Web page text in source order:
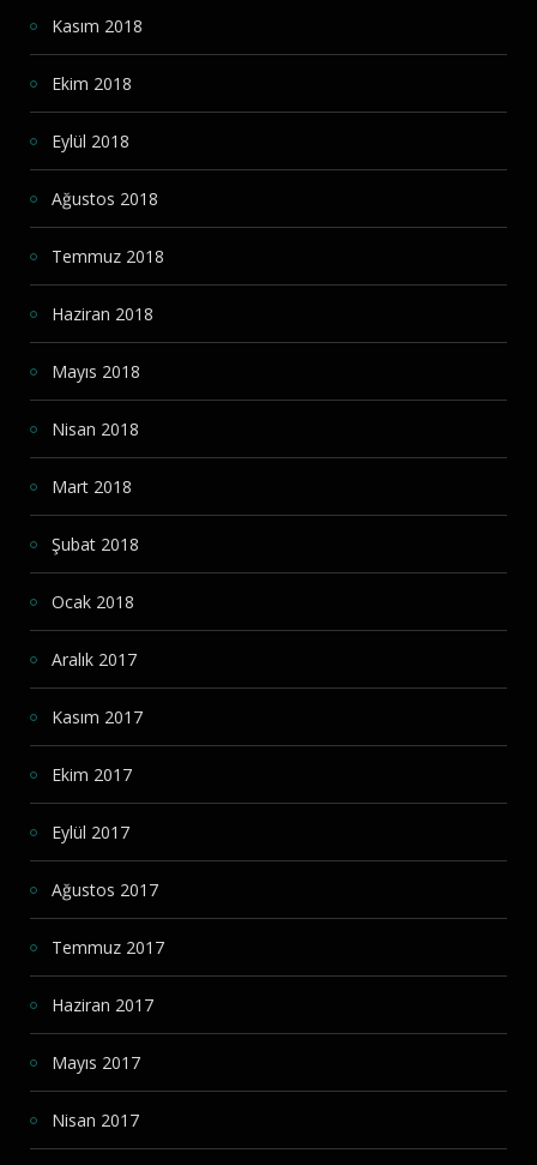
Kasım 2018
Ekim 2018
Eylül 2018
Ağustos 2018
Temmuz 2018
Haziran 2018
Mayıs 2018
Nisan 2018
Mart 2018
Şubat 2018
Ocak 2018
Aralık 2017
Kasım 2017
Ekim 2017
Eylül 2017
Ağustos 2017
Temmuz 2017
Haziran 2017
Mayıs 2017
Nisan 2017